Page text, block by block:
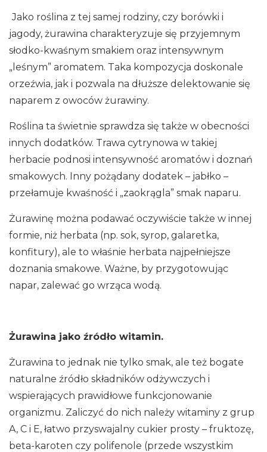
Jako roślina z tej samej rodziny, czy borówki i
jagody, żurawina charakteryzuje się przyjemnym
słodko-kwaśnym smakiem oraz intensywnym
„leśnym” aromatem. Taka kompozycja doskonale
orzeźwia, jak i pozwala na dłuższe delektowanie się
naparem z owoców żurawiny.
Roślina ta świetnie sprawdza się także w obecności
innych dodatków. Trawa cytrynowa w takiej
herbacie podnosi intensywność aromatów i doznań
smakowych. Inny pożądany dodatek – jabłko –
przełamuje kwaśność i „zaokrągla” smak naparu.
Żurawinę można podawać oczywiście także w innej
formie, niż herbata (np. sok, syrop, galaretka,
konfitury), ale to właśnie herbata najpełniejsze
doznania smakowe. Ważne, by przygotowując
napar, zalewać go wrząca wodą.
Żurawina jako źródło witamin.
Żurawina to jednak nie tylko smak, ale też bogate
naturalne źródło składników odżywczych i
wspierających prawidłowe funkcjonowanie
organizmu. Zaliczyć do nich należy witaminy z grup
A, C i E, łatwo przyswajalny cukier prosty – fruktozę,
beta-karoten czy polifenole (przede wszystkim